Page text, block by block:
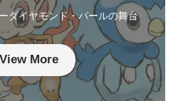
ダイヤモンド・パールの舞台
View More